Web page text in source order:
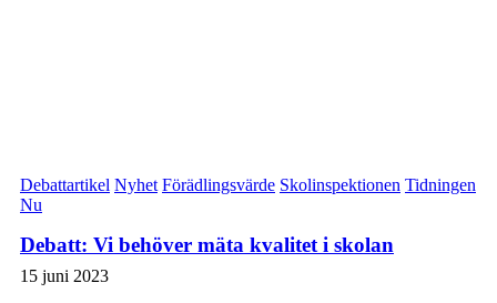
Debattartikel Nyhet Förädlingsvärde Skolinspektionen Tidningen
Nu
Debatt: Vi behöver mäta kvalitet i skolan
15 juni 2023